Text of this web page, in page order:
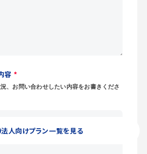
容 *
、お問い合わせしたい内容をお書きくださ
法人向けプラン一覧を見る